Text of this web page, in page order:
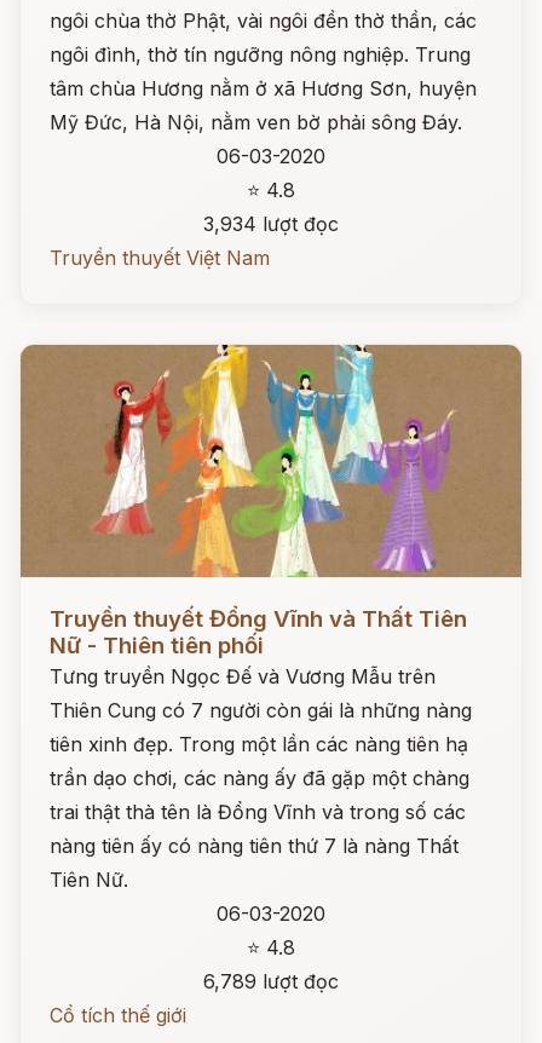
ngôi chùa thờ Phật, vài ngôi đền thờ thần, các
ngôi đình, thờ tín ngưỡng nông nghiệp. Trung
tâm chùa Hương nằm ở xã Hương Sơn, huyện
Mỹ Đức, Hà Nội, nằm ven bờ phải sông Đáy.
06-03-2020
⭐ 4.8
3,934 lượt đọc
Truyền thuyết Việt Nam
Đọc ngay
Truyền thuyết Đổng Vĩnh và Thất Tiên
Nữ - Thiên tiên phối
Tưng truyền Ngọc Đế và Vương Mẫu trên
Thiên Cung có 7 người còn gái là những nàng
tiên xinh đẹp. Trong một lần các nàng tiên hạ
trần dạo chơi, các nàng ấy đã gặp một chàng
trai thật thà tên là Đổng Vĩnh và trong số các
nàng tiên ấy có nàng tiên thứ 7 là nàng Thất
Tiên Nữ.
06-03-2020
⭐ 4.8
6,789 lượt đọc
Cổ tích thế giới